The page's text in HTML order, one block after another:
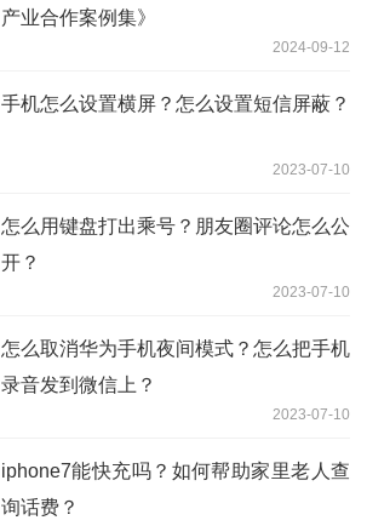
产业合作案例集》
2024-09-12
手机怎么设置横屏？怎么设置短信屏蔽？
2023-07-10
怎么用键盘打出乘号？朋友圈评论怎么公
开？
2023-07-10
怎么取消华为手机夜间模式？怎么把手机
录音发到微信上？
2023-07-10
iphone7能快充吗？如何帮助家里老人查
询话费？